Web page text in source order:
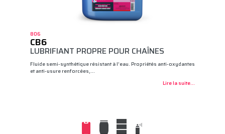
806
CB6
LUBRIFIANT PROPRE POUR CHAÎNES
Fluide semi-synthétique résistant à l’eau. Propriétés anti-oxydantes
et anti-usure renforcées,…
Lire la suite...